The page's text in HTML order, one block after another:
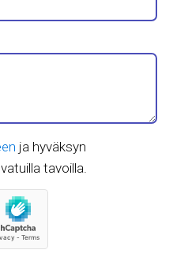
ja hyväksyn
tavoilla.